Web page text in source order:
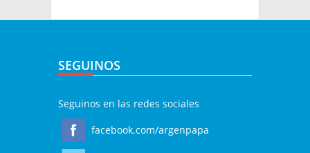
SEGUINOS
Seguinos en las redes sociales
facebook.com/argenpapa